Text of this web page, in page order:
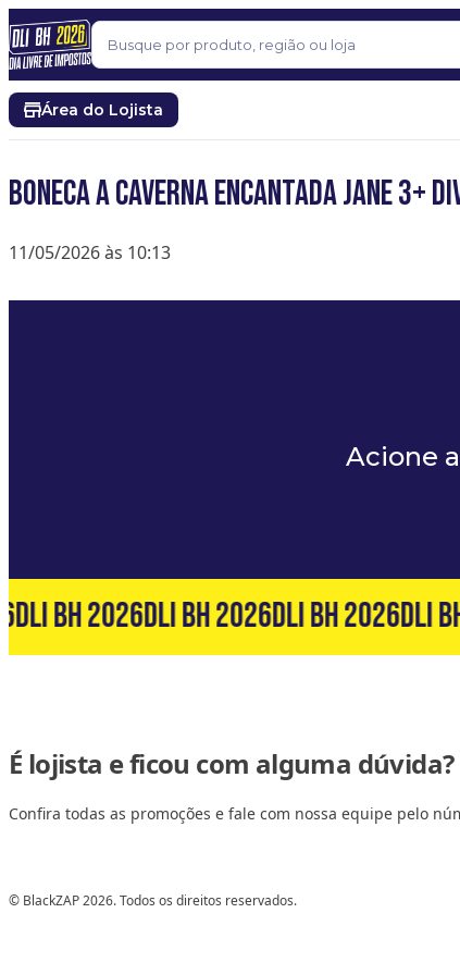
Pular para o conteúdo
Buscar
Área do Lojista
BONECA A CAVERNA ENCANTADA JANE 3+
11/05/2026 às 10:13
Acione
DLI BH 2026DLI BH 2026DLI BH 2026DLI
É lojista e ficou com alguma dúvida?
Confira todas as promoções e fale com nossa equipe pelo
© BlackZAP 2026. Todos os direitos reservados.